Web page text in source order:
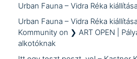
Urban Fauna – Vidra Réka kiállítása
Urban Fauna – Vidra Réka
Kommunity on ❯ ART OPEN |
alkotóknak